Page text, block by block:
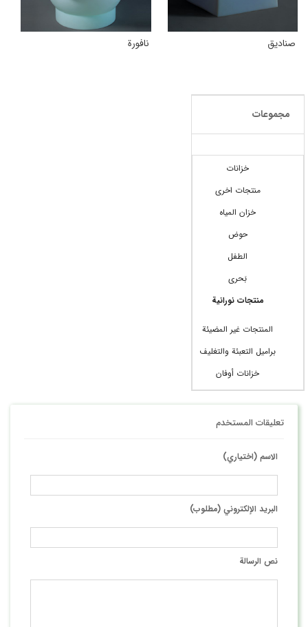
صنادیق نافورة
مجموعات
خزانات
منتجات اخرى
خزان المیاه
حوض
الطفل
بَحری
منتجات نورانیة
المنتجات غير المضيئة
برامیل التعبئة والتغلیف
خزانات أوفان
تعليقات المستخدم
الاسم (اختياري)
البريد الإلكتروني (مطلوب)
نص الرسالة